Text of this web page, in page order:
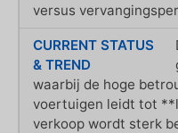
versus
waarbij de hoge
voertuigen leidt tot
verkoop wordt sterk